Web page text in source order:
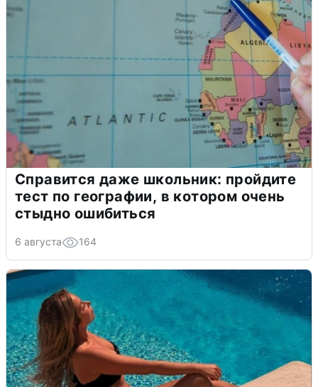
Справится даже школьник: пройдите
тест по географии, в котором очень
стыдно ошибиться
6 августа 164